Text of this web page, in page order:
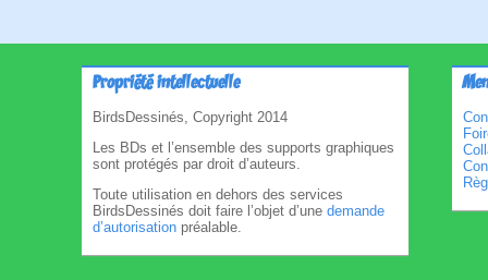
Propriété intellectuelle
BirdsDessinés, Copyright 2014
Les BDs et l’ensemble des supports graphiques
sont protégés par droit d’auteurs.
Toute utilisation en dehors des services
BirdsDessinés doit faire l’objet d’une demande
d’autorisation préalable.